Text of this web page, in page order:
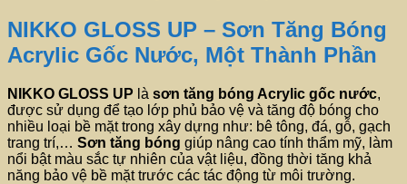
NIKKO GLOSS UP – Sơn Tăng Bóng
Acrylic Gốc Nước, Một Thành Phần
NIKKO GLOSS UP là sơn tăng bóng Acrylic gốc nước,
được sử dụng để tạo lớp phủ bảo vệ và tăng độ bóng cho
nhiều loại bề mặt trong xây dựng như: bê tông, đá, gỗ, gạch
trang trí,… Sơn tăng bóng giúp nâng cao tính thẩm mỹ, làm
nổi bật màu sắc tự nhiên của vật liệu, đồng thời tăng khả
năng bảo vệ bề mặt trước các tác động từ môi trường.